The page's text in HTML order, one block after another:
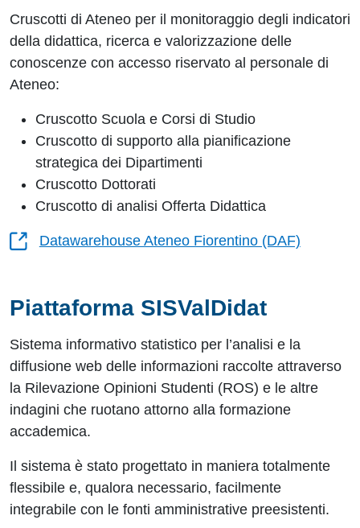
Cruscotti di Ateneo per il monitoraggio degli indicatori
della didattica, ricerca e valorizzazione delle
conoscenze con accesso riservato al personale di
Ateneo:
Cruscotto Scuola e Corsi di Studio
Cruscotto di supporto alla pianificazione
strategica dei Dipartimenti
Cruscotto Dottorati
Cruscotto di analisi Offerta Didattica
Datawarehouse Ateneo Fiorentino (DAF)
Piattaforma SISValDidat
Sistema informativo statistico per l’analisi e la
diffusione web delle informazioni raccolte attraverso
la Rilevazione Opinioni Studenti (ROS) e le altre
indagini che ruotano attorno alla formazione
accademica.
Il sistema è stato progettato in maniera totalmente
flessibile e, qualora necessario, facilmente
integrabile con le fonti amministrative preesistenti.